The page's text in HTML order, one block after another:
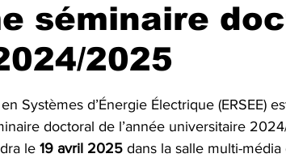
séminaire
2025
Systèmes d’Énergie Électrique (ERSEE)
doctoral de l’année universitaire
le 19 avril 2025 dans la salle multi-média